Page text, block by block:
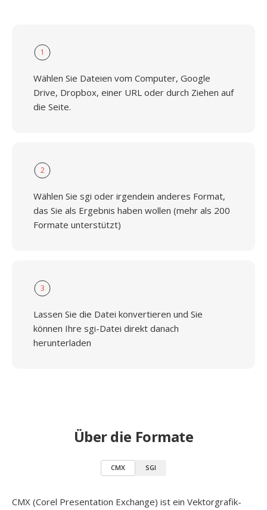
1
Wählen Sie Dateien vom Computer, Google
Drive, Dropbox, einer URL oder durch Ziehen auf
die Seite.
2
Wählen Sie sgi oder irgendein anderes Format,
das Sie als Ergebnis haben wollen (mehr als 200
Formate unterstützt)
3
Lassen Sie die Datei konvertieren und Sie
können Ihre sgi-Datei direkt danach
herunterladen
Über die Formate
CMX SGI
CMX (Corel Presentation Exchange) ist ein Vektorgrafik-